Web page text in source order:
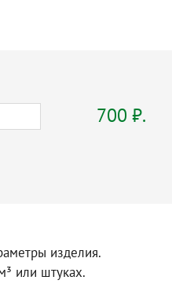
700 ₽.
изделия.
или штуках.